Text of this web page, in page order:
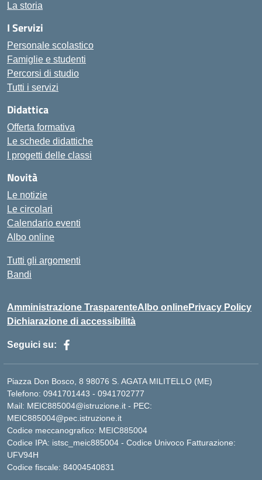
La storia
I Servizi
Personale scolastico
Famiglie e studenti
Percorsi di studio
Tutti i servizi
Didattica
Offerta formativa
Le schede didattiche
I progetti delle classi
Novità
Le notizie
Le circolari
Calendario eventi
Albo online
Tutti gli argomenti
Bandi
Amministrazione TrasparenteAlbo onlinePrivacy Policy
Dichiarazione di accessibilità
Seguici su:
Piazza Don Bosco, 8 98076 S. AGATA MILITELLO (ME)
Telefono: 0941701443 - 0941702777
Mail: MEIC885004@istruzione.it - PEC:
MEIC885004@pec.istruzione.it
Codice meccanografico: MEIC885004
Codice IPA: istsc_meic885004 - Codice Univoco Fatturazione:
UFV94H
Codice fiscale: 84004540831